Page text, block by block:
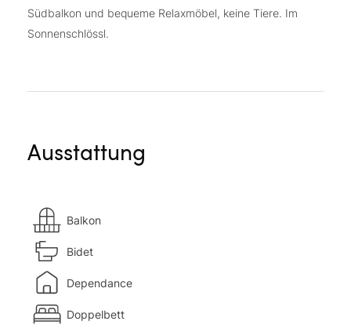
Südbalkon und bequeme Relaxmöbel, keine Tiere. Im
Sonnenschlössl.
Ausstattung
Balkon
Bidet
Dependance
Doppelbett